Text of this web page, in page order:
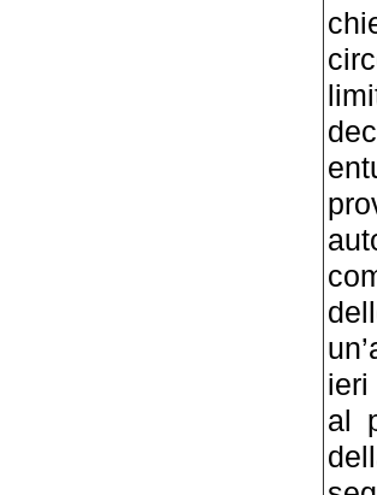
ieri
al